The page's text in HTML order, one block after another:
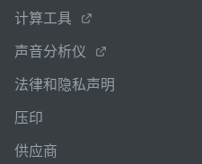
计算工具
声音分析仪
法律和隐私声明
压印
供应商